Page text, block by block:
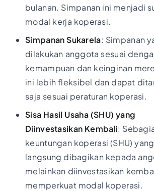
bulanan. Simpanan ini menjadi
modal kerja koperasi.
Simpanan Sukarela: Simpanan
dilakukan anggota sesuai
kemampuan dan keinginan
ini lebih fleksibel dan dapat
saja sesuai peraturan koperasi.
Sisa Hasil Usaha (SHU) yang
Diinvestasikan Kembali:
keuntungan koperasi (SHU)
langsung dibagikan kepada
melainkan diinvestasikan
memperkuat modal koperasi.